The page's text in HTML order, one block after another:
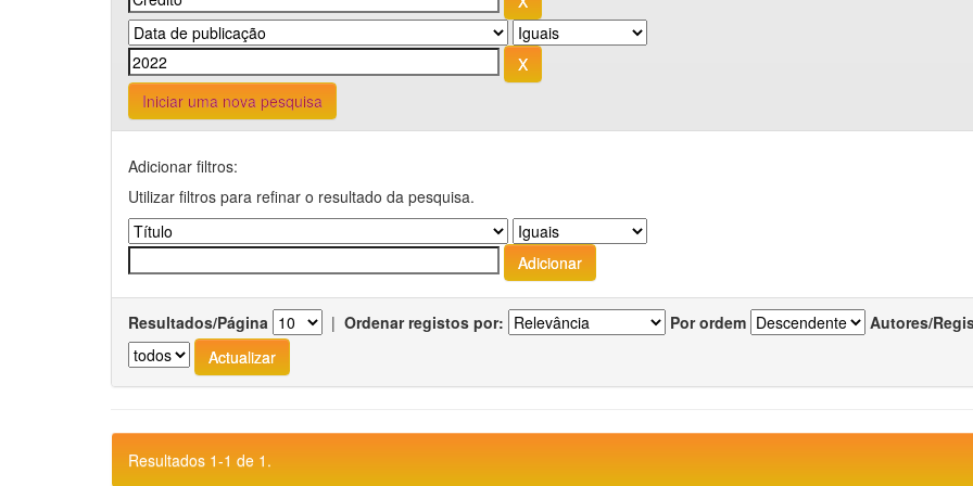
Iniciar uma nova pesquisa
Adicionar filtros:
Utilizar filtros para refinar o resultado da pesquisa.
Resultados/Página | Ordenar registos por: Por ordem Autores/
Resultados 1-1 de 1.